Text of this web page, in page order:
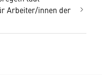
Arbeiter/innen der